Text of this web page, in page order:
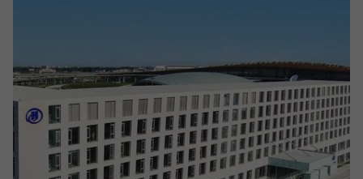
Cruzeiros
Promoções
Especialistas